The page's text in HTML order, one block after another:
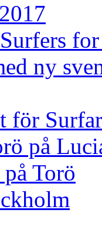
ny
för
på
Torö